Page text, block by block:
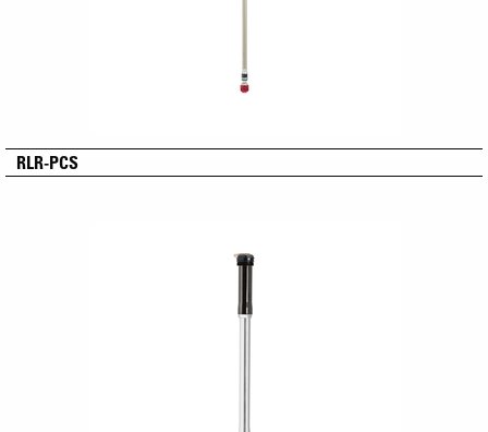
RLR-PCS